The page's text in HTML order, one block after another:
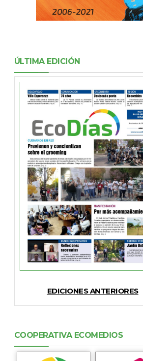
ÚLTIMA EDICIÓN
EDICIONES ANTERIORES
COOPERATIVA ECOMEDIOS